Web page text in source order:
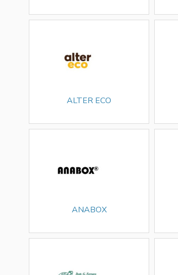
ALTER ECO
ANABOX